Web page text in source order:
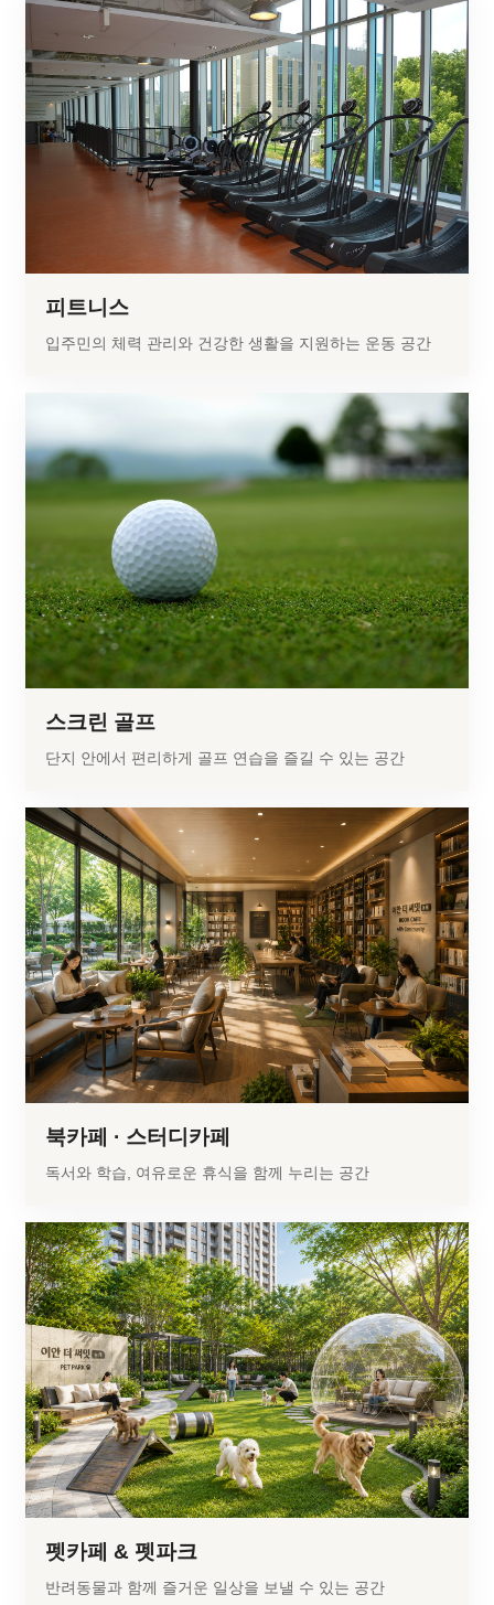
피트니스
입주민의 체력 관리와 건강한 생활을 지원하는 운동 공간
스크린 골프
단지 안에서 편리하게 골프 연습을 즐길 수 있는 공간
북카페 · 스터디카페
독서와 학습, 여유로운 휴식을 함께 누리는 공간
펫카페 & 펫파크
반려동물과 함께 즐거운 일상을 보낼 수 있는 공간